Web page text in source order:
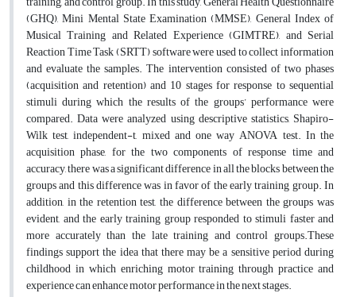
(GHQ), Mini Mental State Examination (MMSE), General Index of
Musical Training and Related Experience (GIMTRE), and Serial
Reaction Time Task (SRTT) software were used to collect information
and evaluate the samples. The intervention consisted of two phases
(acquisition and retention) and 10 stages for response to sequential
stimuli during which the results of the groups’ performance were
compared. Data were analyzed using descriptive statistics, Shapiro-
Wilk test, independent-t, mixed and one way ANOVA test. In the
acquisition phase, for the two components of response time and
accuracy, there was a significant difference in all the blocks between the
groups and this difference was in favor of the early training group. In
addition, in the retention test, the difference between the groups was
evident, and the early training group responded to stimuli faster and
more accurately than the late training and control groups.These
findings support the idea that there may be a sensitive period during
childhood in which enriching motor training through practice and
experience can enhance motor performance in the next stages.